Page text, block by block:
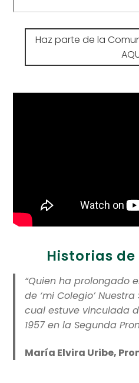
Haz parte de la
Historias
“Quien ha prolongado
de ‘mi Colegio’
cual estuve vinculada
1957 en la Segunda
María Elvira Uribe,